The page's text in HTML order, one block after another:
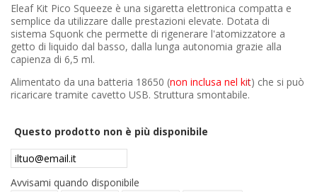
AREA RIVENDITORI
DICONO DI NOI
Eleaf Kit Pico Squeeze è una sigaretta elettronica compatta e
semplice da utilizzare dalle prestazioni elevate. Dotata di
sistema Squonk che permette di rigenerare l'atomizzatore a
getto di liquido dal basso, dalla lunga autonomia grazie alla
capienza di 6,5 ml.
Alimentato da una batteria 18650 (non inclusa nel kit) che si può
ricaricare tramite cavetto USB. Struttura smontabile.
Questo prodotto non è più disponibile
Avvisami quando disponibile